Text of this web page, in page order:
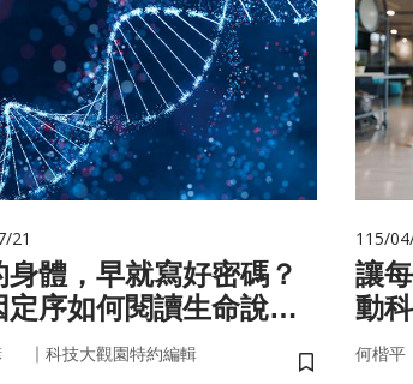
21
身體，早就寫好密碼？
定序如何閱讀生命說明
｜ 科技大觀園特約編輯
儲存書籤
115/
讓
動
何楷平